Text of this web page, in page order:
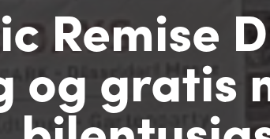
Remise
og gratis